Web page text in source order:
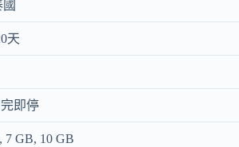
天
即停
7 GB, 10 GB